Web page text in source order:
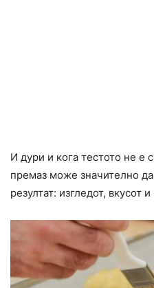
И дури и кога тестото не е
премаз може значително
резултат: изгледот,